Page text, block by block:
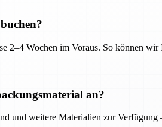
2–4 Wochen im Voraus. So können
an?
und weitere Materialien zur